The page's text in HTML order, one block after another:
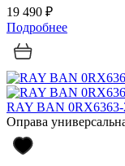
19 490 ₽
Подробнее
RAY BAN 0RX6363-
Оправа